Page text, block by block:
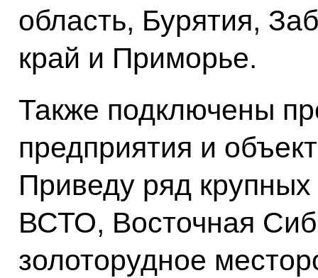
область, Бурятия,
край и Приморье.
Также подключены
предприятия и
Приведу ряд
ВСТО, Восточная
золоторудное